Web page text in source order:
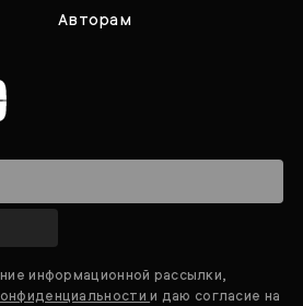
Авторам
информационной рассылки,
и даю согласие на